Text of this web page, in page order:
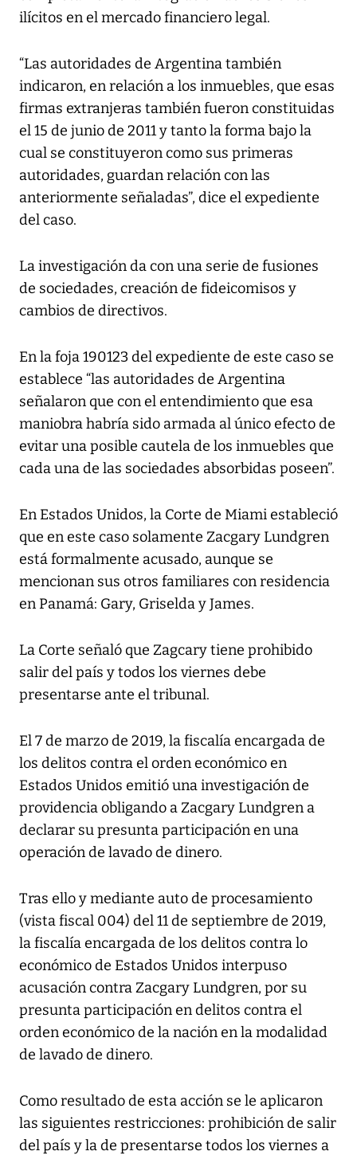
ilícitos en el mercado financiero legal.
“Las autoridades de Argentina también
indicaron, en relación a los inmuebles, que esas
firmas extranjeras también fueron constituidas
el 15 de junio de 2011 y tanto la forma bajo la
cual se constituyeron como sus primeras
autoridades, guardan relación con las
anteriormente señaladas”, dice el expediente
del caso.
La investigación da con una serie de fusiones
de sociedades, creación de fideicomisos y
cambios de directivos.
En la foja 190123 del expediente de este caso se
establece “las autoridades de Argentina
señalaron que con el entendimiento que esa
maniobra habría sido armada al único efecto de
evitar una posible cautela de los inmuebles que
cada una de las sociedades absorbidas poseen”.
En Estados Unidos, la Corte de Miami estableció
que en este caso solamente Zacgary Lundgren
está formalmente acusado, aunque se
mencionan sus otros familiares con residencia
en Panamá: Gary, Griselda y James.
La Corte señaló que Zagcary tiene prohibido
salir del país y todos los viernes debe
presentarse ante el tribunal.
El 7 de marzo de 2019, la fiscalía encargada de
los delitos contra el orden económico en
Estados Unidos emitió una investigación de
providencia obligando a Zacgary Lundgren a
declarar su presunta participación en una
operación de lavado de dinero.
Tras ello y mediante auto de procesamiento
(vista fiscal 004) del 11 de septiembre de 2019,
la fiscalía encargada de los delitos contra lo
económico de Estados Unidos interpuso
acusación contra Zacgary Lundgren, por su
presunta participación en delitos contra el
orden económico de la nación en la modalidad
de lavado de dinero.
Como resultado de esta acción se le aplicaron
las siguientes restricciones: prohibición de salir
del país y la de presentarse todos los viernes a